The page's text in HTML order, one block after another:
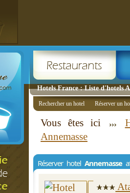
Hotels France : Liste d'hotels
Rechercher un hotel Réserver un
Vous êtes ici
Annemasse
Réserver hotel Annemasse